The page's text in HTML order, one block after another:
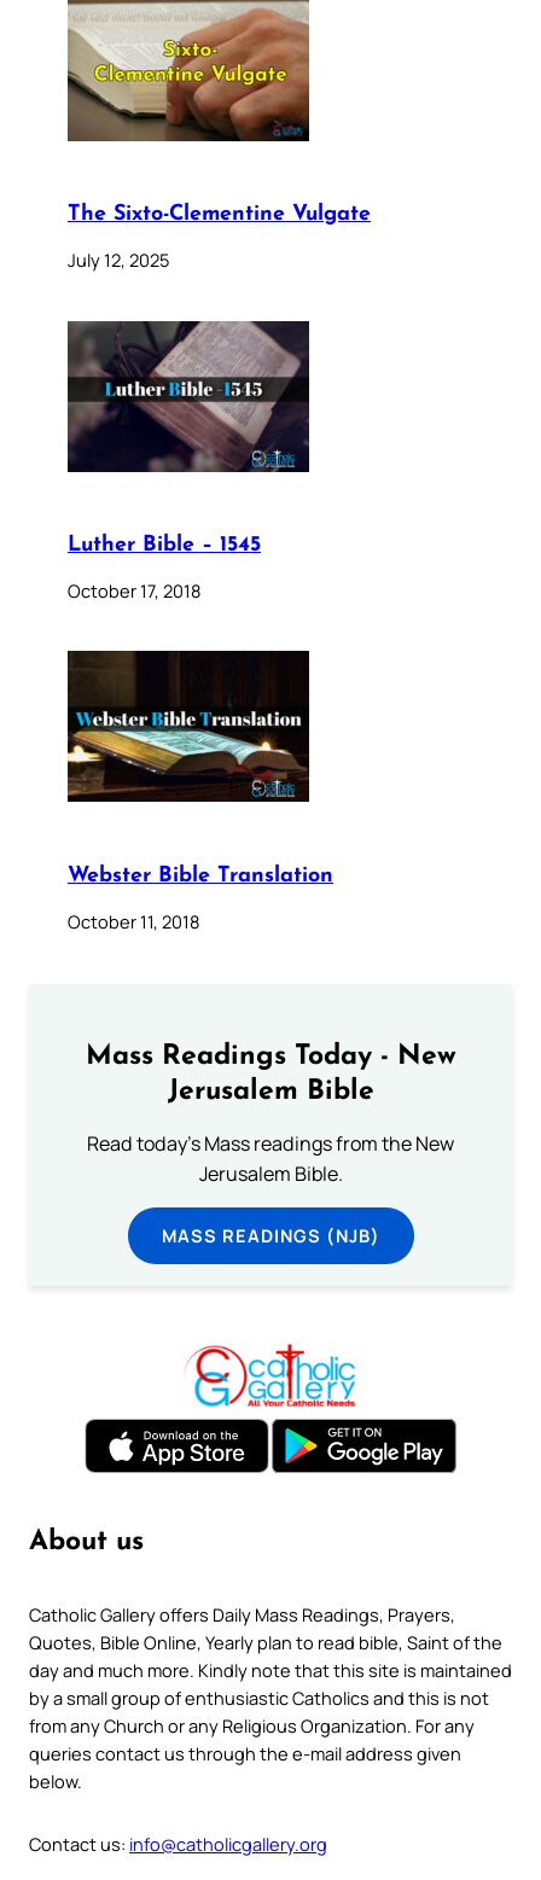
The Sixto-Clementine Vulgate
July 12, 2025
Luther Bible – 1545
October 17, 2018
Webster Bible Translation
October 11, 2018
Mass Readings Today - New
Jerusalem Bible
Read today's Mass readings from the New
Jerusalem Bible.
MASS READINGS (NJB)
About us
Catholic Gallery offers Daily Mass Readings, Prayers,
Quotes, Bible Online, Yearly plan to read bible, Saint of the
day and much more. Kindly note that this site is maintained
by a small group of enthusiastic Catholics and this is not
from any Church or any Religious Organization. For any
queries contact us through the e-mail address given
below.
Contact us: info@catholicgallery.org